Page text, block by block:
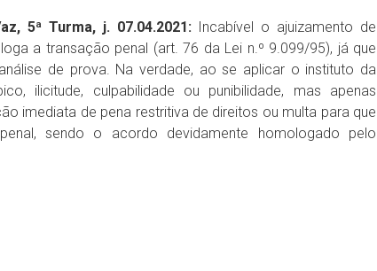
5ª Turma, j. 07.04.2021: Incabível o ajuizamento de
a transação penal (art. 76 da Lei n.º 9.099/95), já que
de prova. Na verdade, ao se aplicar o instituto da
ilicitude, culpabilidade ou punibilidade, mas apenas
imediata de pena restritiva de direitos ou multa para que
sendo o acordo devidamente homologado pelo